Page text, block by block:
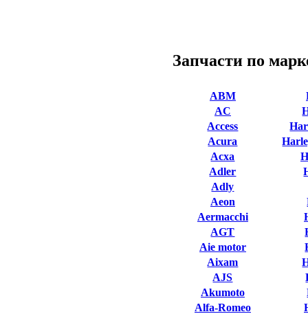
Запчасти по
ABM
AC
Access
Acura
Acxa
Adler
Adly
Aeon
Aermacchi
AGT
Aie motor
Aixam
AJS
Akumoto
Alfa-Romeo